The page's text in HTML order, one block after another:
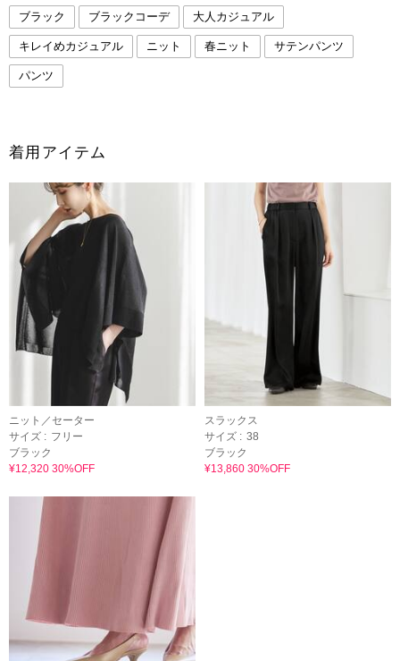
ブラック ブラックコーデ 大人カジュアル
キレイめカジュアル ニット 春ニット サテンパンツ
パンツ
着用アイテム
ニット／セーター
サイズ : フリー
ブラック
¥12,320 30%OFF
スラックス
サイズ : 38
ブラック
¥13,860 30%OFF